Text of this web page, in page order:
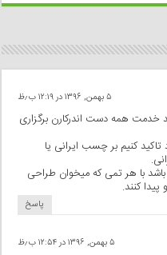
۵ بهمن, ۱۳۹۶ در ۱۲:۱۹ ب٫ظ
خدمت همه دست اندرکارن برگزاری
کنیم بر چسب ایرانی یا
با هر تمی که میخوان طراحی
کنند.
پاسخ
۵ بهمن, ۱۳۹۶ در ۱۲:۵۴ ب٫ظ